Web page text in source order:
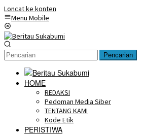
Loncat ke konten
Menu Mobile
Pencarian
HOME
REDAKSI
Pedoman Media Siber
TENTANG KAMI
Kode Etik
PERISTIWA